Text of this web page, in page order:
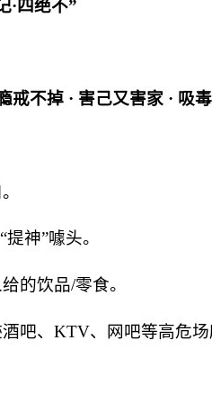
·四绝不”
戒不掉 · 害己又害家 · 吸
提神”噱头。
的饮品/零食。
吧、KTV、网吧等高危场